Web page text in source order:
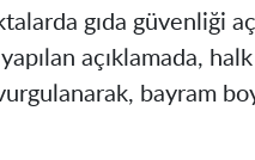
gıda güvenliği
açıklamada, halk
bayram